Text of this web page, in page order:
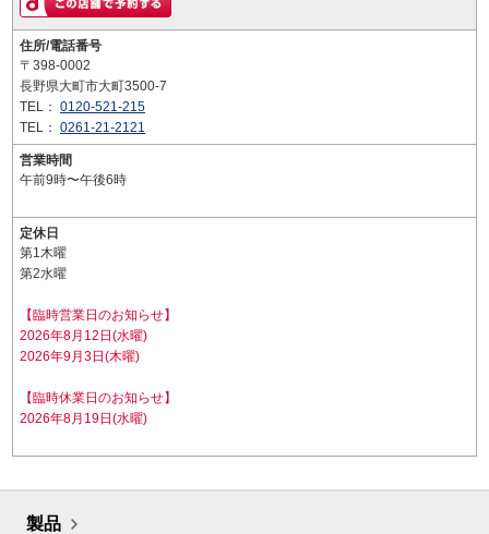
住所/電話番号
〒398-0002
長野県大町市大町3500-7
TEL： 0120-521-215
TEL： 0261-21-2121
営業時間
午前9時〜午後6時
定休日
第1木曜
第2水曜
【臨時営業日のお知らせ】
2026年8月12日(水曜)
2026年9月3日(木曜)
【臨時休業日のお知らせ】
2026年8月19日(水曜)
製品